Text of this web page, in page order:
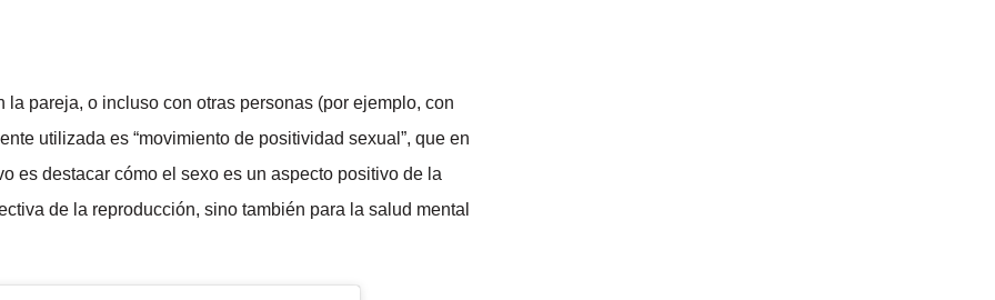
pareja, o incluso con otras personas (por ejemplo, con
utilizada es “movimiento de positividad sexual”, que en
es destacar cómo el sexo es un aspecto positivo de la
de la reproducción, sino también para la salud mental